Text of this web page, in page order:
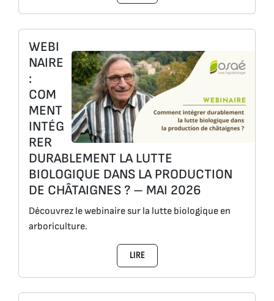
WEBI
NAIRE
:
COM
MENT
INTÉG
RER
DURABLEMENT LA LUTTE
BIOLOGIQUE DANS LA PRODUCTION
DE CHÂTAIGNES ? – MAI 2026
Découvrez le webinaire sur la lutte biologique en
arboriculture.
LIRE